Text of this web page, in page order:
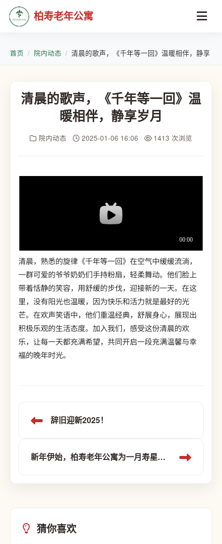
柏寿老年公寓
首页 院内动态 清晨的歌声，《千年等一回》温暖相伴，静享岁
清晨的歌声，《千年等一回》温
暖相伴，静享岁月
院内动态 2025-01-06 16:06 1413 次浏览
清晨，熟悉的旋律《千年等一回》在空气中缓缓流淌，
一群可爱的爷爷奶奶们手持粉扇，轻柔舞动。他们脸上
带着恬静的笑容，用舒缓的步伐，迎接新的一天。在这
里，没有阳光也温暖，因为快乐和活力就是最好的光
芒。在欢声笑语中，他们重温经典，舒展身心，展现出
积极乐观的生活态度。加入我们，感受这份清晨的欢
乐，让每一天都充满希望，共同开启一段充满温馨与幸
福的晚年时光。
辞旧迎新2025！
新年伊始，柏寿老年公寓为一月寿星们举办了温馨的生日会！
猜你喜欢